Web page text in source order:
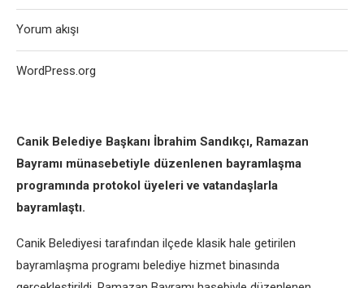
Canik Belediye Başkanı İbrahim Sandıkçı, Ramazan
Bayramı münasebetiyle düzenlenen bayramlaşma
programında protokol üyeleri ve vatandaşlarla
bayramlaştı.
Canik Belediyesi tarafından ilçede klasik hale getirilen
bayramlaşma programı belediye hizmet binasında
Yorum akışı
WordPress.org